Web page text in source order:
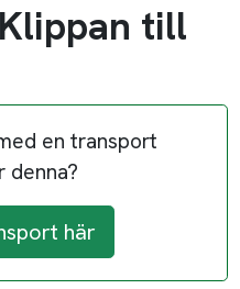
till
en transport
denna?
här